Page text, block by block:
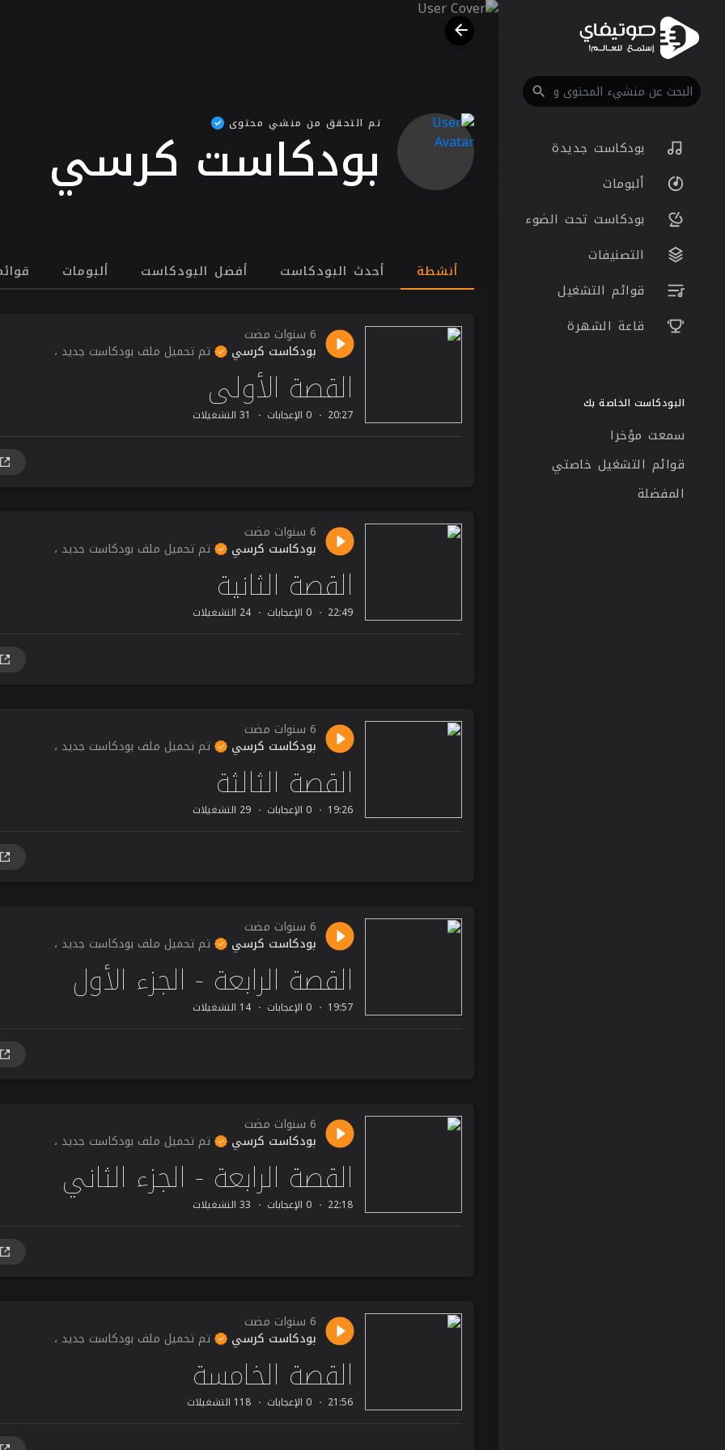
بودكاست جديدة
ألبومات
بودكاست تحت الضوء
التصنيفات
قوائم التشغيل
قاعة الشهرة
البودكاست الخاصة بك
سمعت مؤخرا
قوائم التشغيل خاصتي
المفضلة
تم التحقق من منشي محتوى
بودكاست كرسي
أنشطة أحدث البودكاست أفضل البودكاست ألبومات
6 سنوات مضت
بودكاست كرسي تم تحميل ملف بودكاست جديد ،
القصة الأولى
20:27 0 الإعجابات 31 التشغيلات
6 سنوات مضت
بودكاست كرسي تم تحميل ملف بودكاست جديد ،
القصة الثانية
22:49 0 الإعجابات 24 التشغيلات
6 سنوات مضت
بودكاست كرسي تم تحميل ملف بودكاست جديد ،
القصة الثالثة
19:26 0 الإعجابات 29 التشغيلات
6 سنوات مضت
بودكاست كرسي تم تحميل ملف بودكاست جديد ،
القصة الرابعة - الجزء الأول
19:57 0 الإعجابات 14 التشغيلات
6 سنوات مضت
بودكاست كرسي تم تحميل ملف بودكاست جديد ،
القصة الرابعة - الجزء الثاني
22:18 0 الإعجابات 33 التشغيلات
6 سنوات مضت
بودكاست كرسي تم تحميل ملف بودكاست جديد ،
القصة الخامسة
21:56 0 الإعجابات 118 التشغيلات